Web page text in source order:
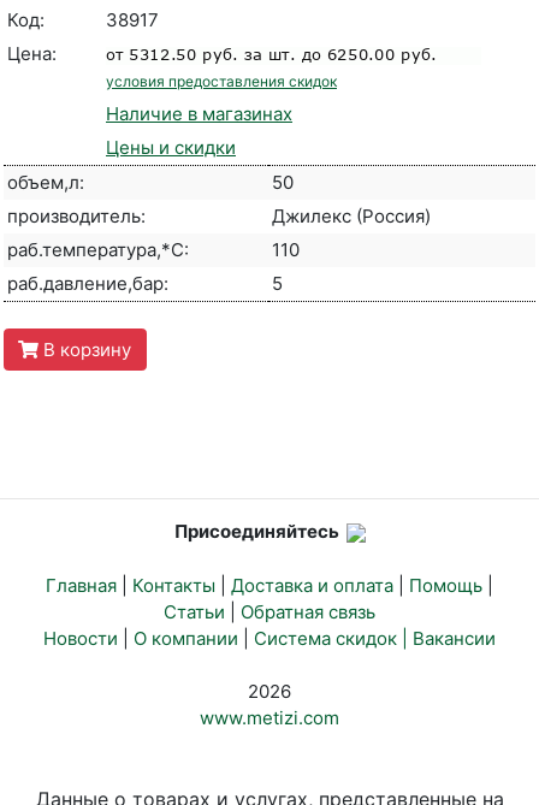
Код:
38917
Цена:
условия предоставления скидок
Наличие в магазинах
Цены и скидки
объем,л:
50
производитель:
Джилекс (Россия)
раб.температура,*С:
110
раб.давление,бар:
5
В корзину
Присоединяйтесь
Главная Контакты Доставка и оплата Помощь
Статьи
Обратная связь
Новости
О компании Система скидок | Вакансии
2026
www.metizi.com
Данные о товарах и услугах, представленные на